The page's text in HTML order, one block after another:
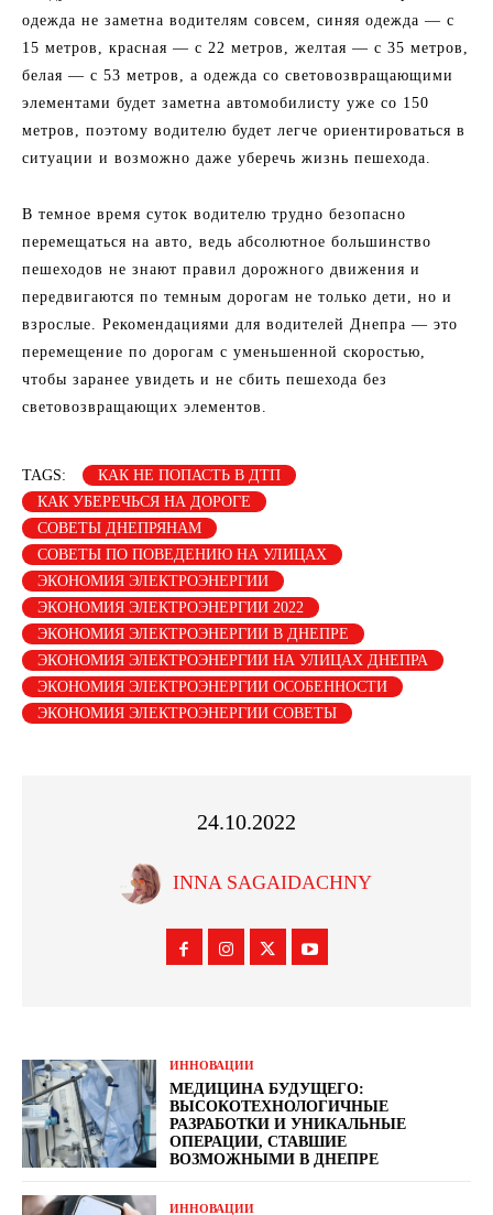
одежда не заметна водителям совсем, синяя одежда — с
15 метров, красная — с 22 метров, желтая — с 35 метров,
белая — с 53 метров, а одежда со световозвращающими
элементами будет заметна автомобилисту уже со 150
метров, поэтому водителю будет легче ориентироваться в
ситуации и возможно даже уберечь жизнь пешехода.
В темное время суток водителю трудно безопасно
перемещаться на авто, ведь абсолютное большинство
пешеходов не знают правил дорожного движения и
передвигаются по темным дорогам не только дети, но и
взрослые. Рекомендациями для водителей Днепра — это
перемещение по дорогам с уменьшенной скоростью,
чтобы заранее увидеть и не сбить пешехода без
световозвращающих элементов.
TAGS:
КАК НЕ ПОПАСТЬ В ДТП
КАК УБЕРЕЧЬСЯ НА ДОРОГЕ
СОВЕТЫ ДНЕПРЯНАМ
СОВЕТЫ ПО ПОВЕДЕНИЮ НА УЛИЦАХ
ЭКОНОМИЯ ЭЛЕКТРОЭНЕРГИИ
ЭКОНОМИЯ ЭЛЕКТРОЭНЕРГИИ 2022
ЭКОНОМИЯ ЭЛЕКТРОЭНЕРГИИ В ДНЕПРЕ
ЭКОНОМИЯ ЭЛЕКТРОЭНЕРГИИ НА УЛИЦАХ ДНЕПРА
ЭКОНОМИЯ ЭЛЕКТРОЭНЕРГИИ ОСОБЕННОСТИ
ЭКОНОМИЯ ЭЛЕКТРОЭНЕРГИИ СОВЕТЫ
24.10.2022
INNA SAGAIDACHNY
ИННОВАЦИИ
МЕДИЦИНА БУДУЩЕГО:
ВЫСОКОТЕХНОЛОГИЧНЫЕ
РАЗРАБОТКИ И УНИКАЛЬНЫЕ
ОПЕРАЦИИ, СТАВШИЕ
ВОЗМОЖНЫМИ В ДНЕПРЕ
ИННОВАЦИИ